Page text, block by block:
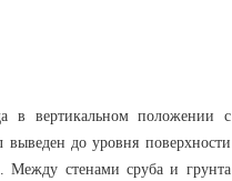
в вертикальном положении с
до уровня поверхности
Между стенами сруба и грунта